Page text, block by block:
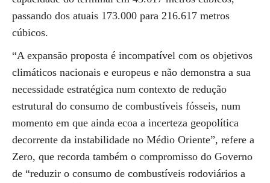
passando dos atuais 173.000 para 216.617 metros
cúbicos.
“A expansão proposta é incompatível com os objetivos
climáticos nacionais e europeus e não demonstra a sua
necessidade estratégica num contexto de redução
estrutural do consumo de combustíveis fósseis, num
momento em que ainda ecoa a incerteza geopolítica
decorrente da instabilidade no Médio Oriente”, refere a
Zero, que recorda também o compromisso do Governo
de “reduzir o consumo de combustíveis rodoviários a